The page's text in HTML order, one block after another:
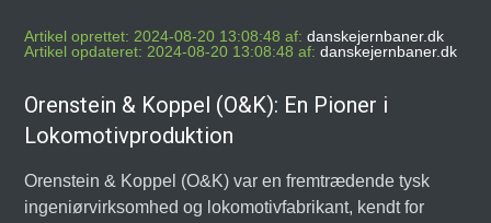
Artikel oprettet: 2024-08-20 13:08:48 af: danskejernbaner.dk
Artikel opdateret: 2024-08-20 13:08:48 af: danskejernbaner.dk
Orenstein & Koppel (O&K): En Pioner i
Lokomotivproduktion
Orenstein & Koppel (O&K) var en fremtrædende tysk
ingeniørvirksomhed og lokomotivfabrikant, kendt for